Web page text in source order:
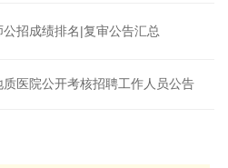
招成绩排名|复审公告汇总
医院公开考核招聘工作人员公告